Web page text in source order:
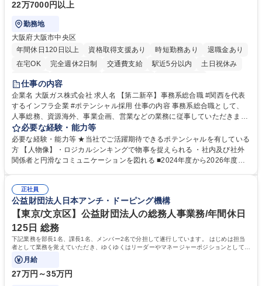
22万7000円以上
勤務地
大阪府大阪市中央区
年間休日120日以上
資格取得支援あり 時短勤務あり
退職金あり
在宅OK
完全週休2日制 交通費支給 駅近5分以内
土日祝休み
服装自由
第二新卒歓迎
仕事の内容
企業名 大阪ガス株式会社 求人名 【第二新卒】事務系総合職 #関西を代表
するインフラ企業 #ポテンシャル採用 仕事の内容 事務系総合職として、
人事総務、資源海外、事業企画、営業などの業務に従事していただきま
す。 【業務内容の一例】■所属事業部の勤労業務 ■海外に関係する各種業
務 ■営業部門の企画スタッフ、ルート営業 【キャリアパス】入社後の配属
ポジションで一定期間ご活躍頂いた後、本人の適性及び将来のキャリアを
鑑みてジョブローテーションを行います。 【育成】OJTでの現場育成や研
表するインフラ企業 #ポテンシャル採用
必要な経験・能力等
必要な経験・能力等 ★当社でご活躍期待できるポテンシャルを有している
方 【人物像】・ロジカルシンキングで物事を捉えられる ・社内及び社外
関係者と円滑なコミュニケーションを図れる ■2024年度から2026年度ま
72.html ■エネルギーセキュリティの不安定化や気候変動による自然災害の
甚大化など、これまで以上に社会課題解決の重要性が高まっています。
「未来の日常」の創造に向けて持続可能な社会の実現に貢献してまいりま
す。 学歴・資格 学歴：大学院 大学 語学力： 資格：
正社員
公益財団法人日本アンチ・ドーピング機構
【東京/文京区】公益財団法人の総務人事業務/年間休日
125日 総務
下記業務を部長1名、課長1名、メンバー2名で分担して遂行しています。 はじめは担当
者として業務を覚えていただき、ゆくゆくはリーダーやマネージャーポジションとして活
躍いただくことを期待しています。
月給
27万円～35万円